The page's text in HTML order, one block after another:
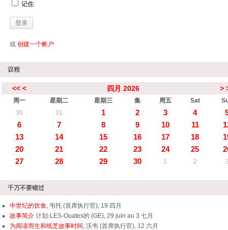
记住
或 创建一个帐户
议程
<< < 四月 2026 >
周一 星期二 星期三 集 周五 Sat
30
31 1 2 3 4
6
7 8 9 10 11
13
14 15 16 17 18
20
21 22 23 24 25
27
28 29 30 1 2
千万不要错过
中世纪的饮食, 韦托 (首席执行官), 19 四月
故事简介 计划-LES-Ouates的 (GE), 29 juin au 3 七月
为阅读而生和纸芝故事时间, 沃韦 (首席执行官), 12 六月